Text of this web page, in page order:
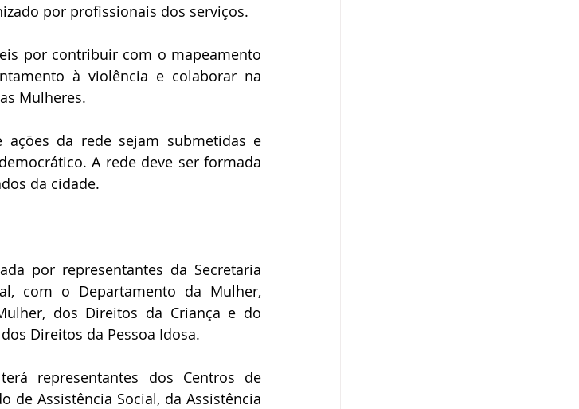
por profissionais dos serviços.
por contribuir com o mapeamento
à violência e colaborar na
Mulheres.
ações da rede sejam submetidas e
A rede deve ser formada
da cidade.
por representantes da Secretaria
com o Departamento da Mulher,
dos Direitos da Criança e do
Direitos da Pessoa Idosa.
representantes dos Centros de
de Assistência Social, da Assistência